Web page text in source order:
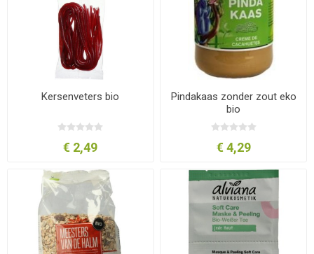
Kersenveters bio
€ 2,49
Pindakaas zonder zout eko
bio
€ 4,29